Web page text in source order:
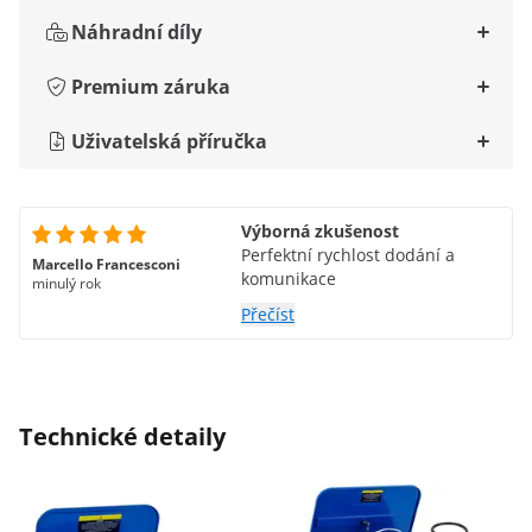
Náhradní díly
Premium záruka
Uživatelská příručka
Marcello Francesconi
minulý rok
Výborná zkušenost
Perfektní rychlost dodání a
komunikace
Přečíst
Technické detaily